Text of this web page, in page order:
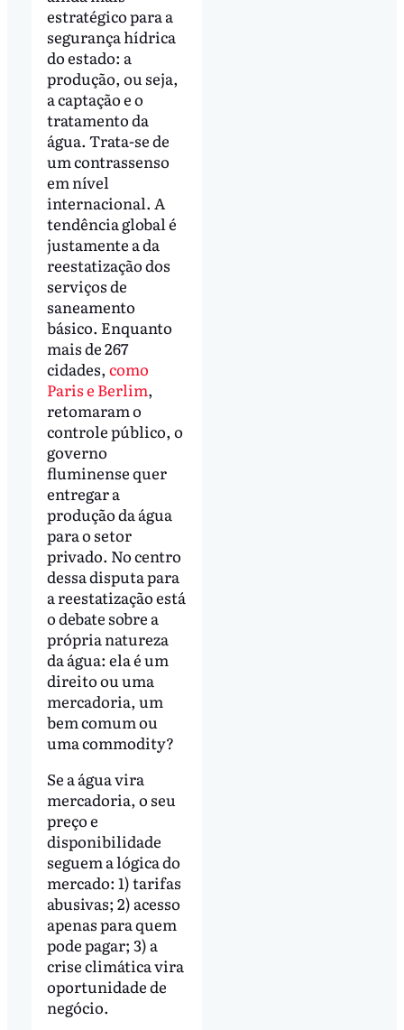
estratégico para a
segurança hídrica
do estado: a
produção, ou seja,
a captação e o
tratamento da
água. Trata-se de
um contrassenso
em nível
internacional. A
tendência global é
justamente a da
reestatização dos
serviços de
saneamento
básico. Enquanto
mais de 267
cidades, como
Paris e Berlim,
retomaram o
controle público, o
governo
fluminense quer
entregar a
produção da água
para o setor
privado. No centro
dessa disputa para
a reestatização está
o debate sobre a
própria natureza
da água: ela é um
direito ou uma
mercadoria, um
bem comum ou
uma commodity?
Se a água vira
mercadoria, o seu
preço e
disponibilidade
seguem a lógica do
mercado: 1) tarifas
abusivas; 2) acesso
apenas para quem
pode pagar; 3) a
crise climática vira
oportunidade de
negócio.